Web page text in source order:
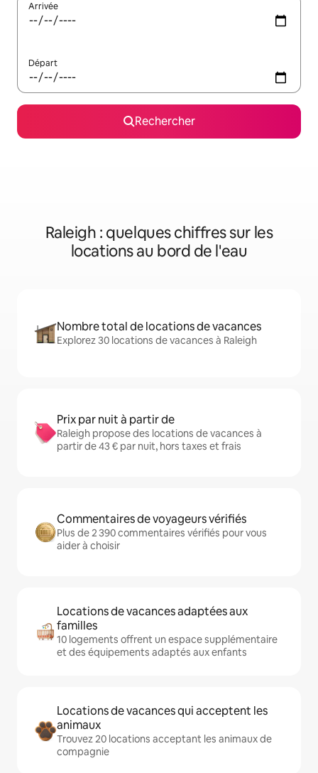
Arrivée
Départ
Rechercher
Raleigh : quelques chiffres sur les
locations au bord de l'eau
Nombre total de locations de vacances
Explorez 30 locations de vacances à Raleigh
Prix par nuit à partir de
Raleigh propose des locations de vacances à
partir de 43 € par nuit, hors taxes et frais
Commentaires de voyageurs vérifiés
Plus de 2 390 commentaires vérifiés pour vous
aider à choisir
Locations de vacances adaptées aux
familles
10 logements offrent un espace supplémentaire
et des équipements adaptés aux enfants
Locations de vacances qui acceptent les
animaux
Trouvez 20 locations acceptant les animaux de
compagnie